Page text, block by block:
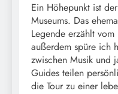
Ein Höhepunkt ist
Museums. Das
Legende erzählt
außerdem spüre ich
zwischen Musik und
Guides teilen
die Tour zu einer